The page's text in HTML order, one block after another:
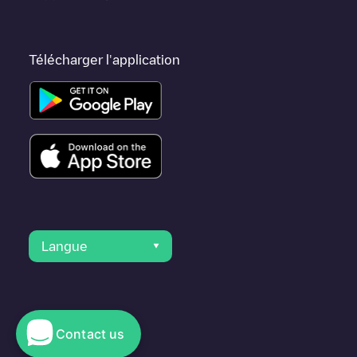
Télécharger l'application
Langue
© 2023 Electromaps
Contact us